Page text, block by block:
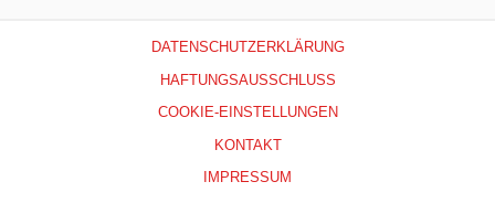
DATENSCHUTZERKLÄRUNG
HAFTUNGSAUSSCHLUSS
COOKIE-EINSTELLUNGEN
KONTAKT
IMPRESSUM